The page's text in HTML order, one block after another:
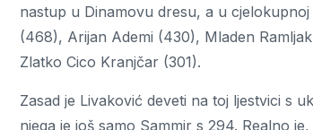
nastup u Dinamovu dresu, a u
(468), Arijan Ademi (430), Mladen
Zlatko Cico Kranjčar (301).
Zasad je Livaković deveti na toj ljestvici s
njega je još samo Sammir s 294. Realno